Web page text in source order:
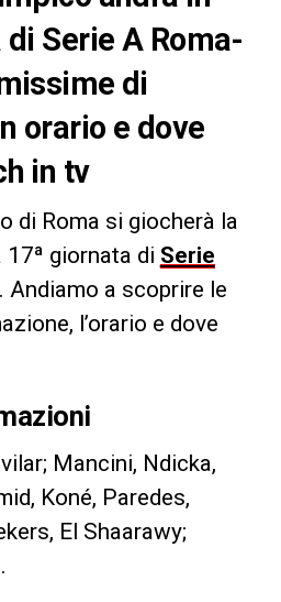
Serie A Roma-
di
orario e dove
in tv
di Roma si giocherà la
17ª giornata di Serie
. Andiamo a scoprire le
l’orario e dove
Mancini, Ndicka,
Koné, Paredes,
El Shaarawy;